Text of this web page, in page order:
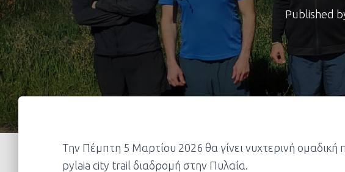
Published
Την Πέμπτη 5 Μαρτίου 2026 θα γίνει νυχτερινή
pylaia city trail διαδρομή στην Πυλαία.